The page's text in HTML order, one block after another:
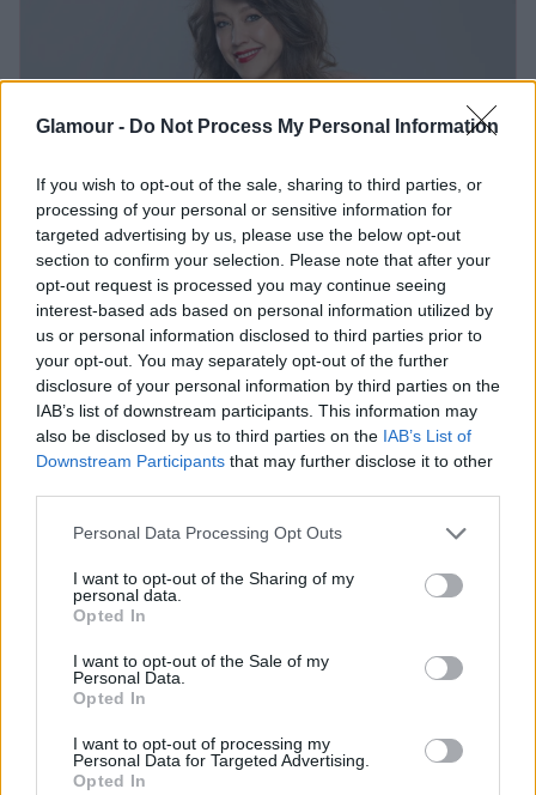
Glamour - Do Not Process My Personal Information
If you wish to opt-out of the sale, sharing to third parties, or
processing of your personal or sensitive information for
targeted advertising by us, please use the below opt-out
section to confirm your selection. Please note that after your
opt-out request is processed you may continue seeing
interest-based ads based on personal information utilized by
us or personal information disclosed to third parties prior to
your opt-out. You may separately opt-out of the further
disclosure of your personal information by third parties on the
IAB’s list of downstream participants. This information may
also be disclosed by us to third parties on the IAB’s List of
Downstream Participants that may further disclose it to other
Please note that this website/app uses one or more Google
not limited to your visit or usage behaviour. You may click to
grant or deny consent to Google and its third-party tags to
use your data for below specified purposes in below Google
consent section.
Personal Data Processing Opt Outs
I want to opt-out of the Sharing of my
personal data.
Opted In
I want to opt-out of the Sale of my
Personal Data.
Opted In
I want to opt-out of processing my
Personal Data for Targeted Advertising.
Opted In
Kovácsovics Fruzsina: „Felmerült
bennem, hogy van-e jogom ilyen
szerepben lenni”
Pedig manapság a popslágereket gyakran
hatalmas csapatok írják, ahol minden
patikamérlegen van kiszámítva és az
lehetséges egyáltalán valami örökérvényűt alkotni
úgy, hogy valaki csak egy algoritmusnak ír?
A helyzet az, hogy fogalmam sincs, hogyan kell
algoritmusoknak zenét írni, és ezt nagyon őszintén
mondom. Olyannyira, hogy igazából azt se tudom,
pontosan mi az az algoritmus. Soha nem mentem el
vacsorázni eggyel, nem feküdtem le, nem ismerem
őket. Magamat viszont igen, a szívem ritmusát vagy